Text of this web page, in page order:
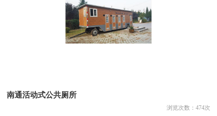
南通活动式公共厕所
浏览次数： 474次